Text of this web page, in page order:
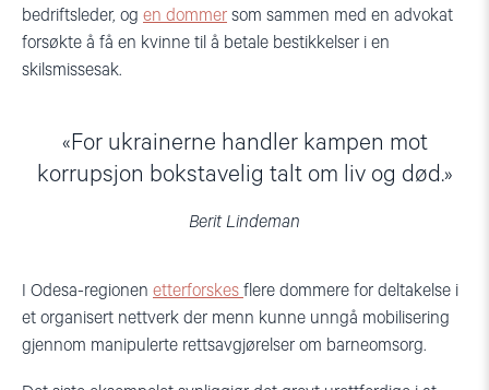
bedriftsleder, og en dommer som sammen med en advokat
forsøkte å få en kvinne til å betale bestikkelser i en
skilsmissesak.
For ukrainerne handler kampen mot
korrupsjon bokstavelig talt om liv og død.
Berit Lindeman
I Odesa-regionen etterforskes flere dommere for deltakelse i
et organisert nettverk der menn kunne unngå mobilisering
gjennom manipulerte rettsavgjørelser om barneomsorg.